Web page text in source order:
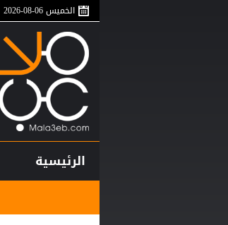
الخميس 06-08-2026
الرئيسية